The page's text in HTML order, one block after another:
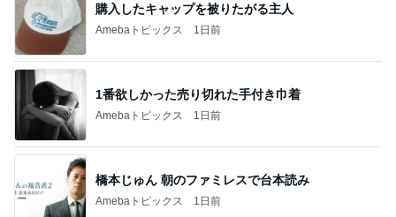
購入したキャップを被りたがる主人
Amebaトピックス 1日前
1番欲しかった売り切れた手付き巾着
Amebaトピックス 1日前
橋本じゅん 朝のファミレスで台本読み
Amebaトピックス 1日前